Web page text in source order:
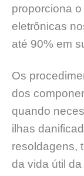
proporciona
eletrônicas
até 90% em
Os
dos
quando
ilhas
resoldagens,
da vida útil